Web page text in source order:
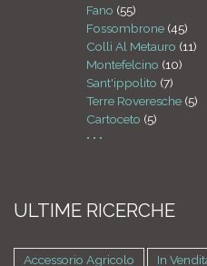
Fano (55)
Fossombrone (45)
Colli Al Metauro (11)
Montefelcino (10)
Sant'ippolito (7)
Terre Roveresche (5)
Cartoceto (5)
• • •
ULTIME RICERCHE
Accessorio Agricolo In